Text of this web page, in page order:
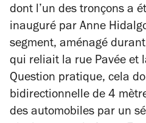
dont l’un des tronçons a
inauguré par Anne
segment, aménagé
qui reliait la rue Pavée et
Question pratique, cela
bidirectionnelle de 4
des automobiles par un